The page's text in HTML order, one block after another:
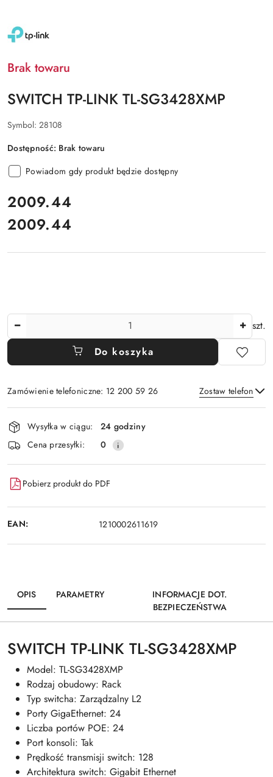
NAZWA
PRODUCENTA:
TP-
Brak towaru
SWITCH TP-LINK TL-SG3428XMP
Symbol: 28108
Dostępność: Brak towaru
Powiadom gdy produkt będzie dostępny
cena:
2009.44
Cena:
2009.44
szt.
Do koszyka
Zamówienie telefoniczne: 12 200 59 26 Zostaw telefon
Wyślij
Dostępność
i
dostawa
Wysyłka w ciągu:
24 godziny
Cena przesyłki:
0
Pobierz produkt do PDF
EAN: 1210002611619
OPIS PARAMETRY
INFORMACJE DOT.
BEZPIECZEŃSTWA
SWITCH TP-LINK TL-SG3428XMP
Model: TL-SG3428XMP
Rodzaj obudowy: Rack
Typ switcha: Zarządzalny L2
Porty GigaEthernet: 24
Liczba portów POE: 24
Port konsoli: Tak
Prędkość transmisji switch: 128
Architektura switch: Gigabit Ethernet